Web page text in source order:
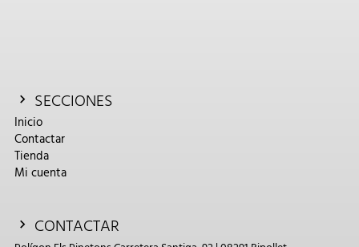
SECCIONES
Inicio
Contactar
Tienda
Mi cuenta
CONTACTAR